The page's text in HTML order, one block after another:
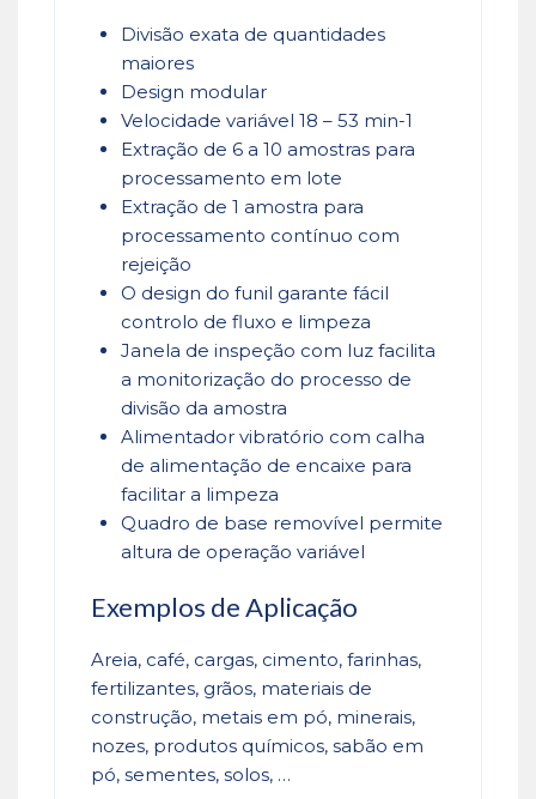
Divisão exata de quantidades
maiores
Design modular
Velocidade variável 18 – 53 min-1
Extração de 6 a 10 amostras para
processamento em lote
Extração de 1 amostra para
processamento contínuo com
rejeição
O design do funil garante fácil
controlo de fluxo e limpeza
Janela de inspeção com luz facilita
a monitorização do processo de
divisão da amostra
Alimentador vibratório com calha
de alimentação de encaixe para
facilitar a limpeza
Quadro de base removível permite
altura de operação variável
Exemplos de Aplicação
Areia, café, cargas, cimento, farinhas,
fertilizantes, grãos, materiais de
construção, metais em pó, minerais,
nozes, produtos químicos, sabão em
pó, sementes, solos, …